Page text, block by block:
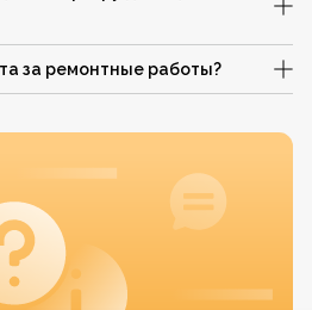
за ремонтные работы?